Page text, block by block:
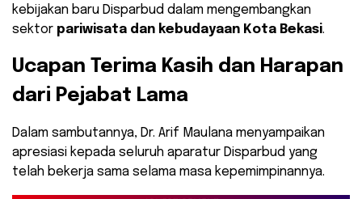
kebijakan baru Disparbud dalam mengembangkan
sektor pariwisata dan kebudayaan Kota Bekasi.
Ucapan Terima Kasih dan Harapan
dari Pejabat Lama
Dalam sambutannya, Dr. Arif Maulana menyampaikan
apresiasi kepada seluruh aparatur Disparbud yang
telah bekerja sama selama masa kepemimpinannya.